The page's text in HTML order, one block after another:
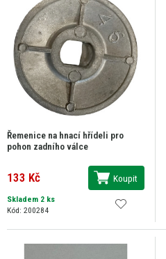
Řemenice na hnací hřídeli pro
pohon zadního válce
133 Kč Koupit
Skladem 2 ks
Kód: 200284